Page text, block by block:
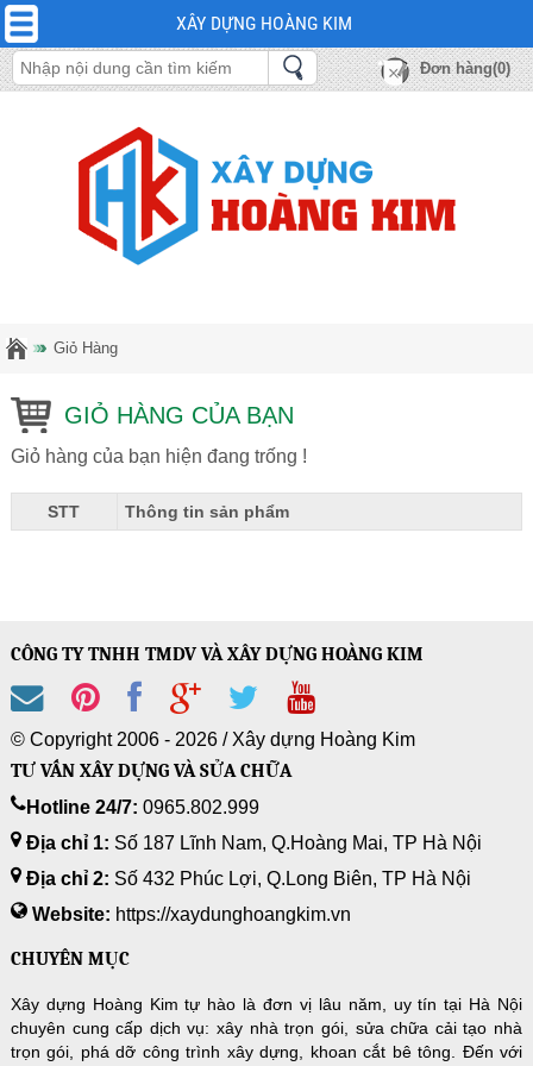
XÂY DỰNG HOÀNG KIM
Đơn hàng(0)
Giỏ Hàng
GIỎ HÀNG CỦA BẠN
Giỏ hàng của bạn hiện đang trống !
STT Thông tin sản phẩm
CÔNG TY TNHH TMDV VÀ XÂY DỰNG HOÀNG KIM
© Copyright 2006 - 2026 / Xây dựng Hoàng Kim
TƯ VẤN XÂY DỰNG VÀ SỬA CHỮA
Hotline 24/7: 0965.802.999
Địa chỉ 1: Số 187 Lĩnh Nam, Q.Hoàng Mai, TP Hà Nội
Địa chỉ 2: Số 432 Phúc Lợi, Q.Long Biên, TP Hà Nội
Website: https://xaydunghoangkim.vn
CHUYÊN MỤC
Xây dựng Hoàng Kim tự hào là đơn vị lâu năm, uy tín tại Hà Nội
chuyên cung cấp dịch vụ: xây nhà trọn gói, sửa chữa cải tạo nhà
trọn gói, phá dỡ công trình xây dựng, khoan cắt bê tông. Đến với